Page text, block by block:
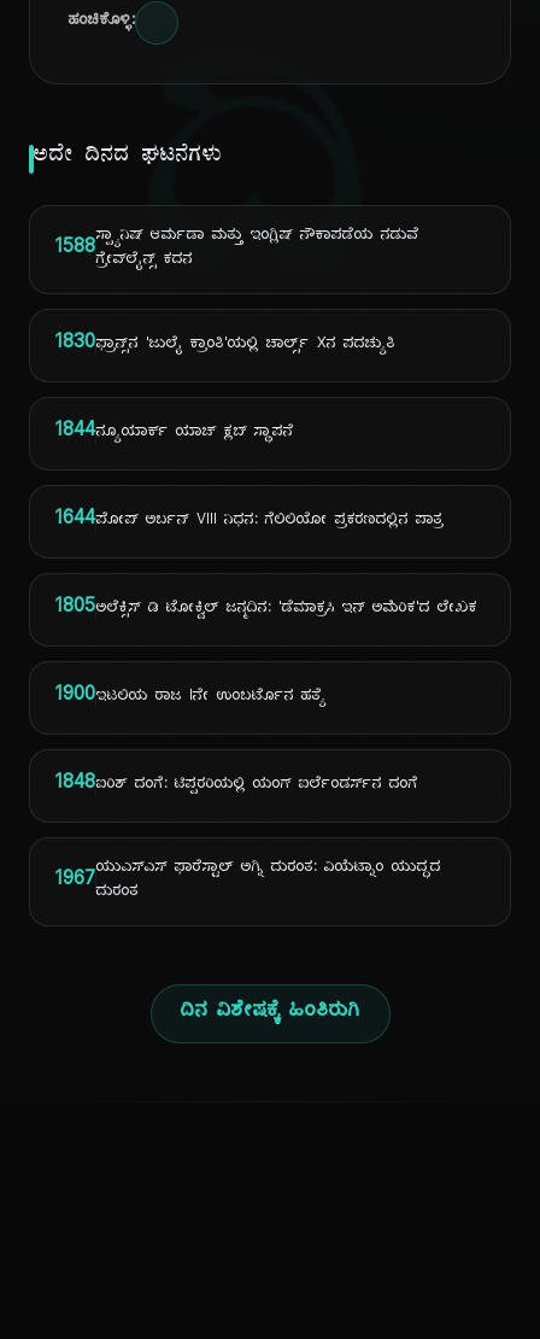
ದಿ
ಹಂಚಿಕೊಳ್ಳಿ:
ಅದೇ ದಿನದ ಘಟನೆಗಳು
1588ಸ್ಪ್ಯಾನಿಷ್ ಆರ್ಮಡಾ ಮತ್ತು ಇಂಗ್ಲಿಷ್ ನೌಕಾಪಡೆಯ ನಡುವೆ
ಗ್ರೇವ್‌ಲೈನ್ಸ್ ಕದನ
1830ಫ್ರಾನ್ಸ್‌ನ 'ಜುಲೈ ಕ್ರಾಂತಿ'ಯಲ್ಲಿ ಚಾರ್ಲ್ಸ್ Xನ ಪದಚ್ಯುತಿ
1844ನ್ಯೂಯಾರ್ಕ್ ಯಾಚ್ ಕ್ಲಬ್ ಸ್ಥಾಪನೆ
1644ಪೋಪ್ ಅರ್ಬನ್ VIII ನಿಧನ: ಗೆಲಿಲಿಯೋ ಪ್ರಕರಣದಲ್ಲಿನ ಪಾತ್ರ
1805ಅಲೆಕ್ಸಿಸ್ ಡಿ ಟೋಕ್ವಿಲ್ ಜನ್ಮದಿನ: 'ಡೆಮಾಕ್ರಸಿ ಇನ್ ಅಮೆರಿಕ'ದ ಲೇಖಕ
1900ಇಟಲಿಯ ರಾಜ Iನೇ ಉಂಬರ್ಟೊನ ಹತ್ಯೆ
1848ಐರಿಶ್ ದಂಗೆ: ಟಿಪ್ಪರರಿಯಲ್ಲಿ ಯಂಗ್ ಐರ್ಲೆಂಡರ್ಸ್‌ನ ದಂಗೆ
1967ಯುಎಸ್ಎಸ್ ಫಾರೆಸ್ಟಾಲ್ ಅಗ್ನಿ ದುರಂತ: ವಿಯೆಟ್ನಾಂ ಯುದ್ಧದ
ದುರಂತ
ದಿನ ವಿಶೇಷಕ್ಕೆ ಹಿಂತಿರುಗಿ